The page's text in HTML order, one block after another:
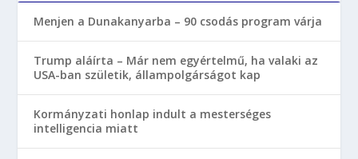
Menjen a Dunakanyarba – 90 csodás program várja
Trump aláírta – Már nem egyértelmű, ha valaki az
USA-ban születik, állampolgárságot kap
Kormányzati honlap indult a mesterséges
intelligencia miatt